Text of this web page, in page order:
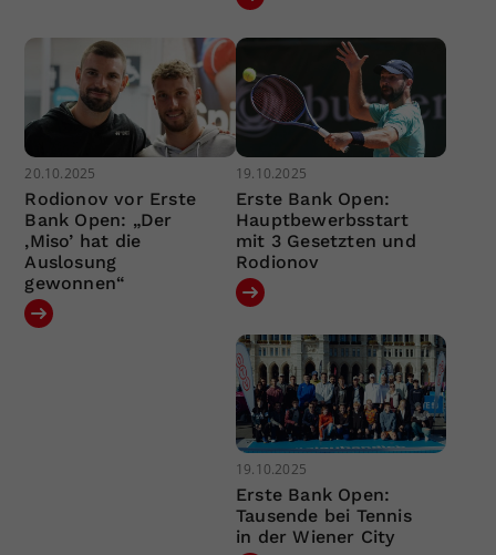
20.10.2025
Rodionov vor Erste
Bank Open: „Der
‚Miso’ hat die
Auslosung
gewonnen“
19.10.2025
Erste Bank Open:
Hauptbewerbsstart
mit 3 Gesetzten und
Rodionov
19.10.2025
Erste Bank Open:
Tausende bei Tennis
in der Wiener City